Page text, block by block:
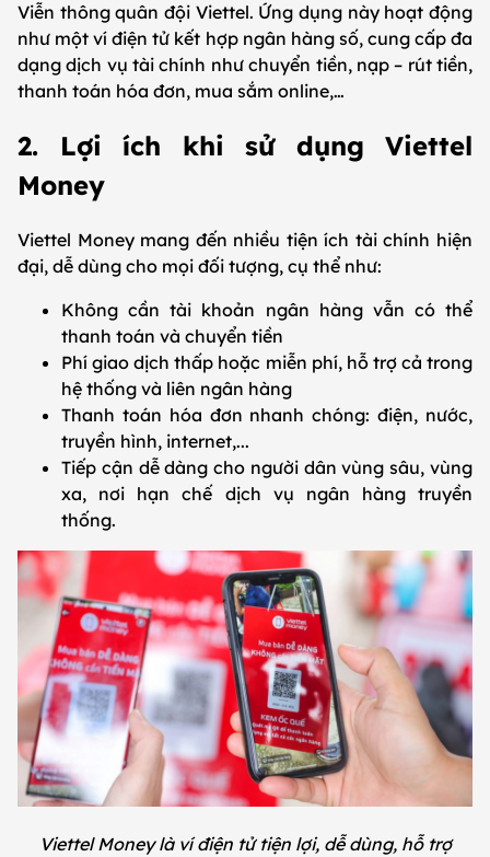
Viễn thông quân đội Viettel. Ứng dụng này hoạt động
như một ví điện tử kết hợp ngân hàng số, cung cấp đa
dạng dịch vụ tài chính như chuyển tiền, nạp – rút tiền,
thanh toán hóa đơn, mua sắm online,…
2. Lợi ích khi sử dụng Viettel
Money
Viettel Money mang đến nhiều tiện ích tài chính hiện
đại, dễ dùng cho mọi đối tượng, cụ thể như:
Không cần tài khoản ngân hàng vẫn có thể
thanh toán và chuyển tiền
Phí giao dịch thấp hoặc miễn phí, hỗ trợ cả trong
hệ thống và liên ngân hàng
Thanh toán hóa đơn nhanh chóng: điện, nước,
truyền hình, internet,...
Tiếp cận dễ dàng cho người dân vùng sâu, vùng
xa, nơi hạn chế dịch vụ ngân hàng truyền
thống.
Viettel Money là ví điện tử tiện lợi, dễ dùng, hỗ trợ